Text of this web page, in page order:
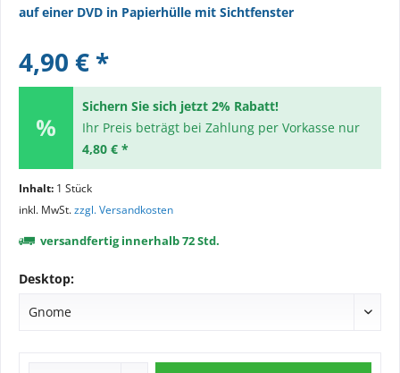
auf einer DVD in Papierhülle mit Sichtfenster
4,90 € *
Sichern Sie sich jetzt 2% Rabatt!
Ihr Preis beträgt bei Zahlung per Vorkasse nur
4,80 € *
Inhalt: 1 Stück
inkl. MwSt.zzgl. Versandkosten
versandfertig innerhalb 72 Std.
Desktop: